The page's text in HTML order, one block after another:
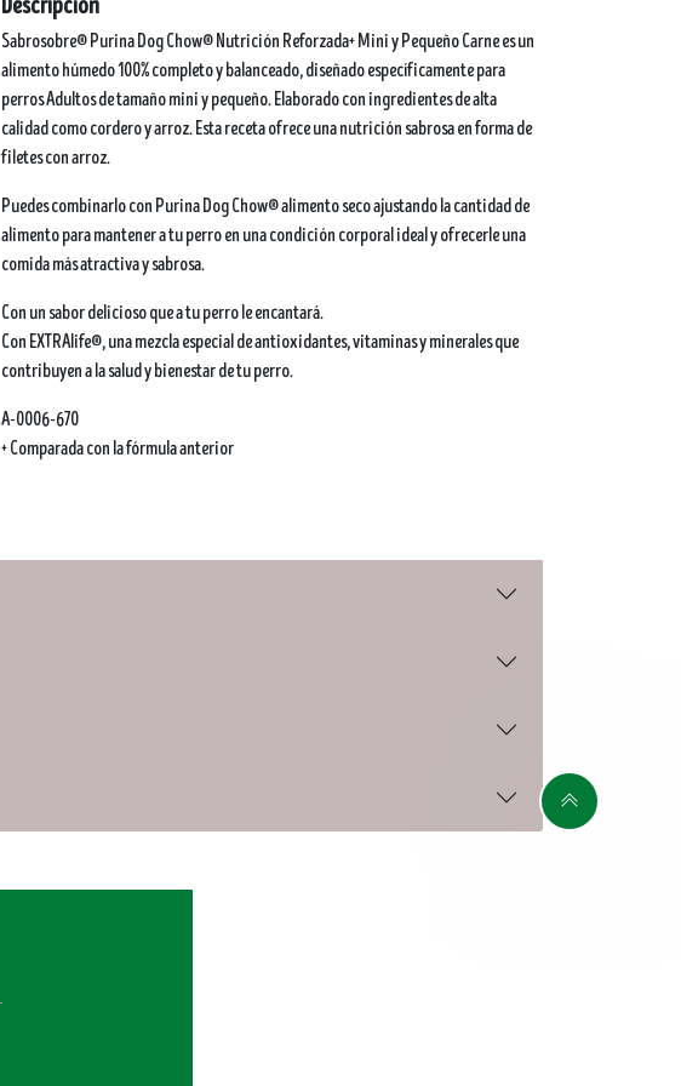
Descripción
Sabrosobre® Purina Dog Chow® Nutrición Reforzada+ Mini y Pequeño Carne es un
alimento húmedo 100% completo y balanceado, diseñado específicamente para
perros Adultos de tamaño mini y pequeño. Elaborado con ingredientes de alta
calidad como cordero y arroz. Esta receta ofrece una nutrición sabrosa en forma de
filetes con arroz.
Puedes combinarlo con Purina Dog Chow® alimento seco ajustando la cantidad de
alimento para mantener a tu perro en una condición corporal ideal y ofrecerle una
comida más atractiva y sabrosa.
Con un sabor delicioso que a tu perro le encantará.
Con EXTRAlife®, una mezcla especial de antioxidantes, vitaminas y minerales que
contribuyen a la salud y bienestar de tu perro.
A-0006-670
+ Comparada con la fórmula anterior